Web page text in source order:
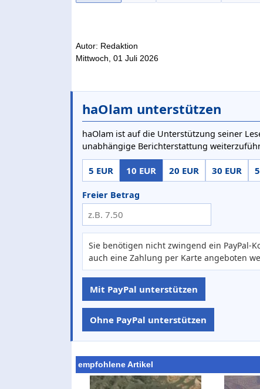
Autor: Redaktion
Mittwoch, 01 Juli 2026
haOlam unterstützen
haOlam ist auf die Unterstützung seiner
unabhängige Berichterstattung
5 EUR 10 EUR 20 EUR 30 EUR
Freier Betrag
Sie benötigen nicht zwingend ein PayPal-
auch eine Zahlung per Karte angeboten
Mit PayPal unterstützen
Ohne PayPal unterstützen
empfohlene Artikel